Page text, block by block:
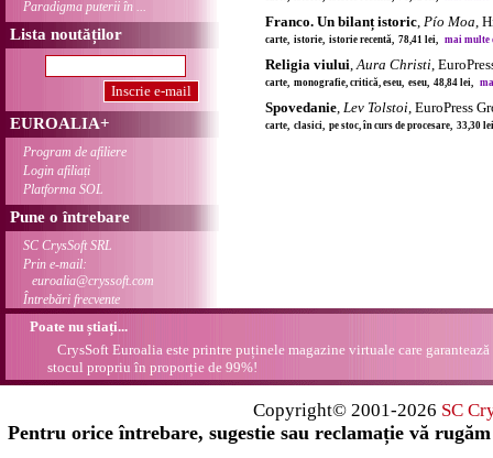
Paradigma puterii în ...
Lista noutăților
EUROALIA+
Program de afiliere
Login afiliați
Platforma SOL
Pune o întrebare
SC CrysSoft SRL
Prin e-mail:
euroalia@cryssoft.com
Întrebări frecvente
Franco. Un bilanț istoric, Pío Moa,
carte, istorie, istorie recentă, 78,41 lei, mai multe
Religia viului,Aura Christi,
carte, monografie, critică, eseu, eseu, 48,84 lei,
Spovedanie, Lev Tolstoi, EuroPress
carte, clasici, pe stoc, în curs de procesare, 33,30
Poate nu știați...
CrysSoft Euroalia este printre puținele magazine virtuale care
stocul propriu în proporție de 99%!
Copyright© 2001-2026 SC
Pentru orice întrebare, sugestie sau reclamație vă